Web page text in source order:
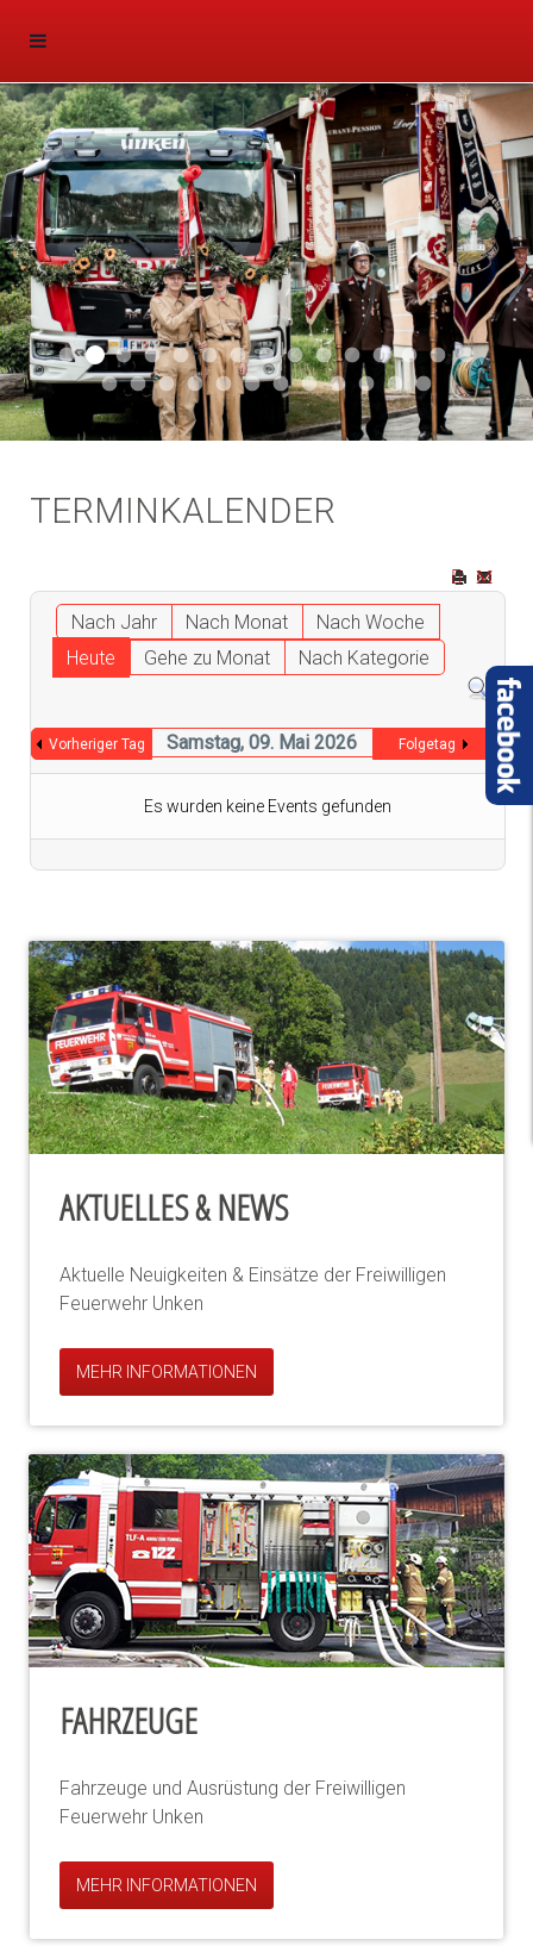
Aktuell 046
Aktuell 047
Start 011Aktuell 044
Aktuell 043
Aktuell 041
Aktuell 042
Aktuell 035
Aktuell 031
Aktuell 032
Aktuell 033
Aktuell 029
Aktuell 027
Aktuell 026
Start
Aktuell 024
Aktuell 019
Auto 010Start 010Start 002
Auto 002
Auto 009Auto 006Start 008
Start 005Start 003Start 006
TERMINKALENDER
Nach Jahr Nach Monat
Nach Woche
Heute
Gehe zu Monat Nach Kategorie
Vorheriger Tag Samstag, 09. Mai 2026 Folgetag
Es wurden keine Events gefunden
AKTUELLES & NEWS
Aktuelle Neuigkeiten & Einsätze der Freiwilligen
Feuerwehr Unken
MEHR INFORMATIONEN
FAHRZEUGE
Fahrzeuge und Ausrüstung der Freiwilligen
Feuerwehr Unken
MEHR INFORMATIONEN